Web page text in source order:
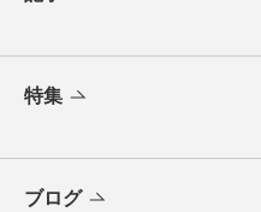
特集
ブログ